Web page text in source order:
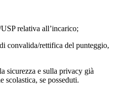
relativa all’incarico;
convalida/rettifica del punteggio,
sicurezza e sulla privacy già
scolastica, se posseduti.